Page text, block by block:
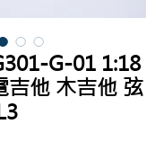
G-01 1:18
吉他 木吉他 弦